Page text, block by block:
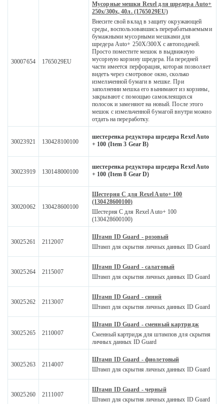
30007654 1765029EU
Мусорные мешки Rexel для шредера Auto+
250x/300x, 40л. (1765029EU)
Внесите свой вклад в защиту окружающей
среды, воспользовавшись перерабатываемыми
бумажными мусорными мешками для
шредера Auto+ 250X/300X с автоподачей.
Просто поместите мешок в выдвижную
мусорную корзину шредера. На передней
части имеется перфорация, которая позволяет
видеть через смотровое окно, сколько
измельченной бумаги в мешке. При
заполнении мешка его вынимают из корзины,
закрывают с помощью самоклеящихся
полосок и заменяют на новый. После этого
мешок с измельченной бумагой внутри можно
отдать на переработку.
30023921 130428100100
шестеренка редуктора шредера Rexel Auto
+ 100 (Item 3 Gear B)
30023919 130148000100
шестеренка редуктора шредера Rexel Auto
+ 100 (Item 8 Gear D)
30020062 130428600100
Шестерня C для Rexel Auto+ 100
(130428600100)
Шестерня C для Rexel Auto+ 100
(130428600100)
30025261 2112007
Штамп ID Guard - розовый
Штамп для скрытия личных данных ID Guard
30025264 2115007
Штамп ID Guard - салатовый
Штамп для скрытия личных данных ID Guard
30025262 2113007
Штамп ID Guard - синий
Штамп для скрытия личных данных ID Guard
30025265 2110007
Штамп ID Guard - сменный картридж
Сменный картридж для штампов для скрытия
личных данных ID Guard
30025263 2114007
Штамп ID Guard - фиолетовый
Штамп для скрытия личных данных ID Guard
30025260 2111007
Штамп ID Guard - черный
Штамп для скрытия личных данных ID Guard